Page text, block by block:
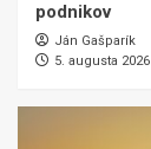
podnikov
Ján Gašparík
5. augusta 2026